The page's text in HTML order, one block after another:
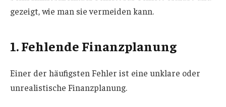
gezeigt, wie man sie vermeiden kann.
1. Fehlende Finanzplanung
Einer der häufigsten Fehler ist eine unklare oder
unrealistische Finanzplanung.